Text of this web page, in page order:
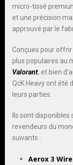
micro-tissé
et une précision
approuvé par le
Conçues pour offrir
plus populaires au
Valorant, et bien
QcK Heavy ont été
leurs parties.
Ils sont disponibles
revendeurs du
suivants :
Aerox 3